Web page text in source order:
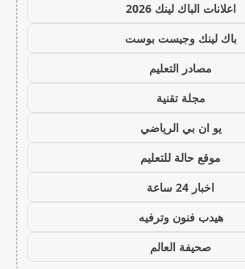
اعلانات الباك لينك 2026
باك لينك وجيست بوست
مصادر التعليم
مجلة تقنية
يو ان بي الرياضي
موقع حالة للتعليم
اخبار 24 ساعة
هيدب فنون وترفيه
صحيفة العالم